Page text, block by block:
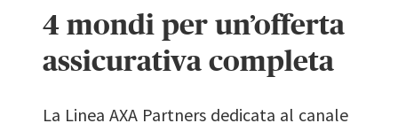
4 mondi per un’offerta
assicurativa completa
La Linea AXA Partners dedicata al canale